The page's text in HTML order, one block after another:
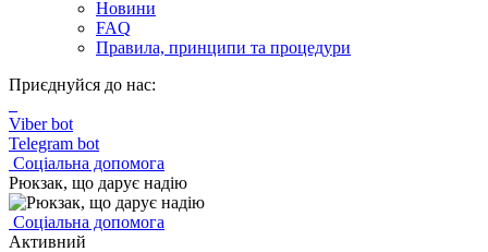
Новини
FAQ
Правила, принципи та процедури
Приєднуйся до нас:
Viber bot
Telegram bot
Соціальна допомога
Рюкзак, що дарує надію
Соціальна допомога
Активний